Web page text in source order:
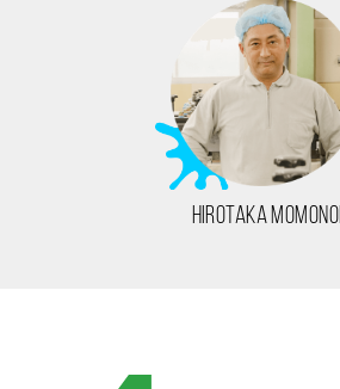
HIROTAKA MOMONOI